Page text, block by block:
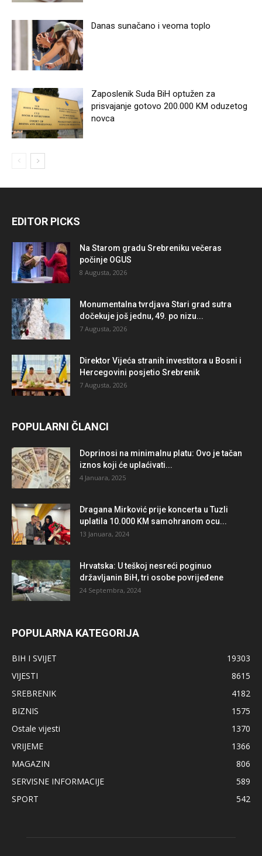
Danas sunačano i veoma toplo
Zaposlenik Suda BiH optužen za
prisvajanje gotovo 200.000 KM oduzetog
novca
EDITOR PICKS
Na Starom gradu Srebreniku večeras
počinje OGUS
8 Augusta, 2026
Monumentalna tvrdjava Stari grad sutra
dočekuje još jednu, 49. po nizu...
7 Augusta, 2026
Direktor Vijeća stranih investitora u Bosni i
Hercegovini posjetio Srebrenik
7 Augusta, 2026
POPULARNI ČLANCI
Doprinosi na minimalnu platu: Ovo je tačan
iznos koji će uplaćivati...
4 Januara, 2025
Dragana Mirković prije koncerta u Tuzli
uplatila 10.000 KM samohranom ocu...
13 Januara, 2024
Hrvatska: U teškoj nesreći poginuo
državljanin BiH, tri osobe povrijeđene
24 Septembra, 2024
POPULARNA KATEGORIJA
BIH I SVIJET
19303
VIJESTI
8615
SREBRENIK
4182
BIZNIS
1575
Ostale vijesti
1370
VRIJEME
1366
MAGAZIN
806
SERVISNE INFORMACIJE
589
SPORT
542